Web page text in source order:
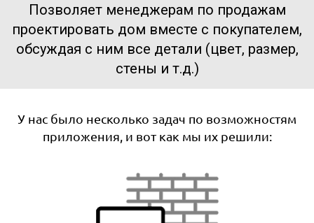
Позволяет менеджерам по продажам
проектировать дом вместе с покупателем,
обсуждая с ним все детали (цвет, размер,
стены и т.д.)
У нас было несколько задач по возможностям
приложения, и вот как мы их решили: